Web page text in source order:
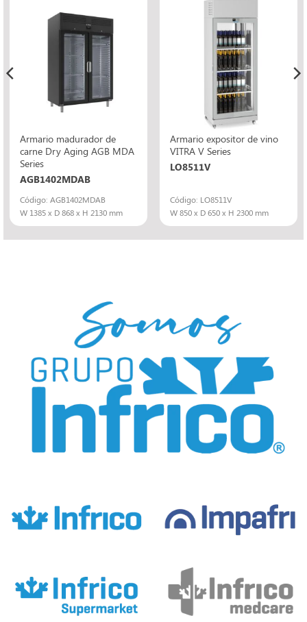
Armario madurador de
carne Dry Aging AGB MDA
Series
AGB1402MDAB
Código: AGB1402MDAB
W 1385 x D 868 x H 2130 mm
Armario expositor de vino
VITRA V Series
LO8511V
Código: LO8511V
W 850 x D 650 x H 2300 mm